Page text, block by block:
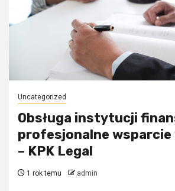
Uncategorized
Obsługa instytucji
profesjonalne wsparcie
– KPK Legal
1 rok temu admin